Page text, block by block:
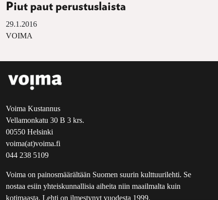
Piut paut perustuslaista
29.1.2016
VOIMA
Voima Kustannus
Vellamonkatu 30 B 3 krs.
00550 Helsinki
voima(at)voima.fi
044 238 5109
Voima on painosmäärältään Suomen suurin kulttuurilehti. Se
nostaa esiin yhteiskunnallisia aiheita niin maailmalta kuin
kotimaasta. Lehti on ilmestynyt vuodesta 1999.